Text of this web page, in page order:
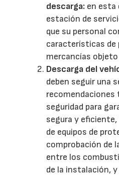
descarga: en esta
estación de
que su personal
características de
mercancías objeto
Descarga del
deben seguir una
recomendaciones
seguridad para
segura y
de equipos de
comprobación de
entre los
de la instalación,